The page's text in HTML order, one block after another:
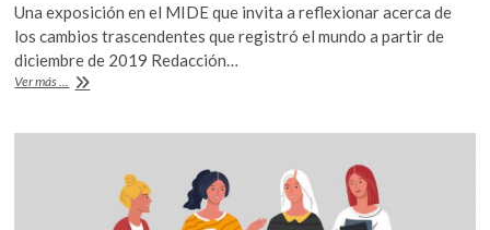
e
b
o
o
itt
er
at
s
p
Una exposición en el MIDE que invita a reflexionar acerca de
los cambios trascendentes que registró el mundo a partir de
diciembre de 2019 Redacción…
Ver más ...
El
lo